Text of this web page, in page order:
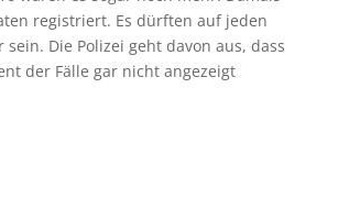
registriert. Es dürften auf jeden
sein. Die Polizei geht davon aus, dass
der Fälle gar nicht angezeigt